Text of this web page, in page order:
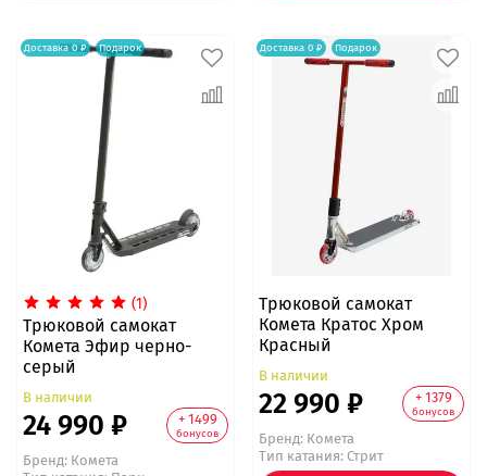
Доставка 0 ₽ Подарок
(1)
Трюковой самокат
Комета Эфир черно-
серый
В наличии
24 990 ₽ + 1499
бонусов
Бренд:Комета
Доставка 0 ₽ Подарок
Трюковой самокат
Комета Кратос Хром
Красный
В наличии
22 990 ₽ + 1379
бонусов
Бренд:Комета
Тип катания: Стрит